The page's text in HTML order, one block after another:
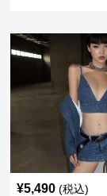
¥5,490 (税込)